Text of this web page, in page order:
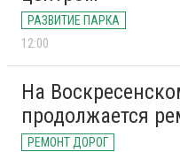
РАЗВИТИЕ ПАРКА
12:00
На
продолжается
РЕМОНТ ДОРОГ